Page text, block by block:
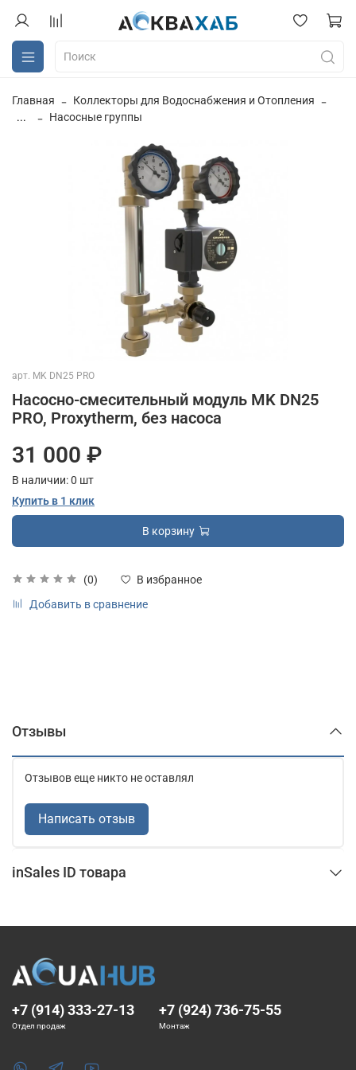
Главная
Коллекторы для Водоснабжения и Отопления
...
Насосные группы
арт. MK DN25 PRO
Насосно-смесительный модуль MK DN25
PRO, Proxytherm, без насоса
(0)
В избранное
Добавить в сравнение
31 000 ₽
В наличии:0 шт
Купить в 1 клик
В корзину
Отзывы
Отзывов еще никто не оставлял
Написать отзыв
inSales ID товара
+7 (914) 333-27-13
Отдел продаж
+7 (924) 736-75-55
Монтаж